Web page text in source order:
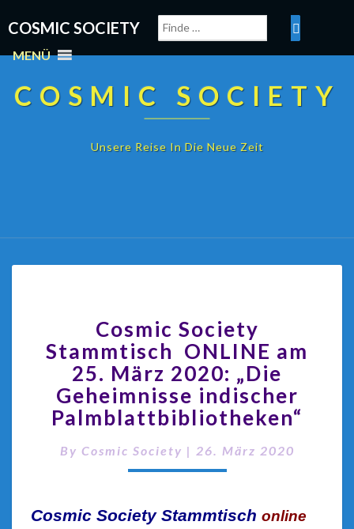
COSMIC SOCIETY
MENÜ
COSMIC SOCIETY
Unsere Reise In Die Neue Zeit
Cosmic Society
Stammtisch ONLINE am
25. März 2020: „Die
Geheimnisse indischer
Palmblattbibliotheken“
By Cosmic Society | 26. März 2020
Cosmic Society Stammtisch online